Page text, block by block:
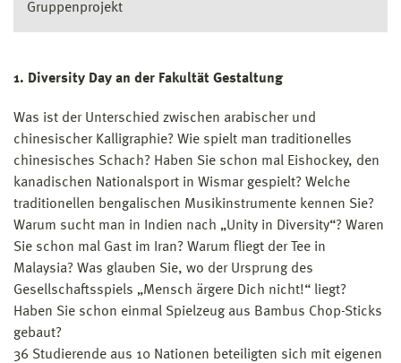
Gruppenprojekt
1. Diversity Day an der Fakultät Gestaltung
Was ist der Unterschied zwischen arabischer und
chinesischer Kalligraphie? Wie spielt man traditionelles
chinesisches Schach? Haben Sie schon mal Eishockey, den
kanadischen Nationalsport in Wismar gespielt? Welche
traditionellen bengalischen Musikinstrumente kennen Sie?
Warum sucht man in Indien nach „Unity in Diversity“? Waren
Sie schon mal Gast im Iran? Warum fliegt der Tee in
Malaysia? Was glauben Sie, wo der Ursprung des
Gesellschaftsspiels „Mensch ärgere Dich nicht!“ liegt?
Haben Sie schon einmal Spielzeug aus Bambus Chop-Sticks
gebaut?
36 Studierende aus 10 Nationen beteiligten sich mit eigenen